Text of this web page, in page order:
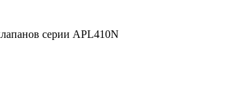
серии APL410N